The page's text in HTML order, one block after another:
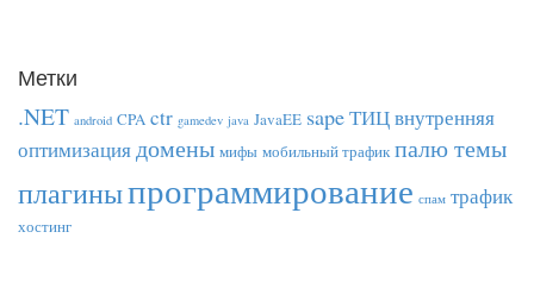
Метки
.NET android CPA ctr gamedev java JavaEE sapeТИЦвнутренняя
оптимизациядомены мифы мобильный трафик палю темы
плагиныпрограммирование спам трафик
хостинг